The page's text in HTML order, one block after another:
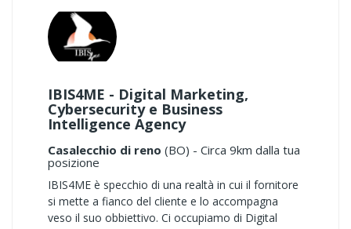
IBIS4ME - Digital Marketing,
Cybersecurity e Business
Intelligence Agency
Casalecchio di reno (BO) - Circa 9km dalla tua
posizione
IBIS4ME è specchio di una realtà in cui il fornitore
si mette a fianco del cliente e lo accompagna
veso il suo obbiettivo. Ci occupiamo di Digital